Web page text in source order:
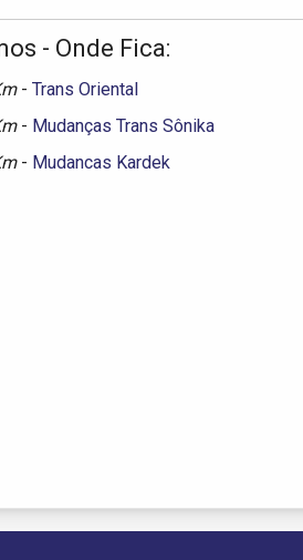
- Onde Fica:
- Trans Oriental
- Mudanças Trans Sônika
- Mudancas Kardek